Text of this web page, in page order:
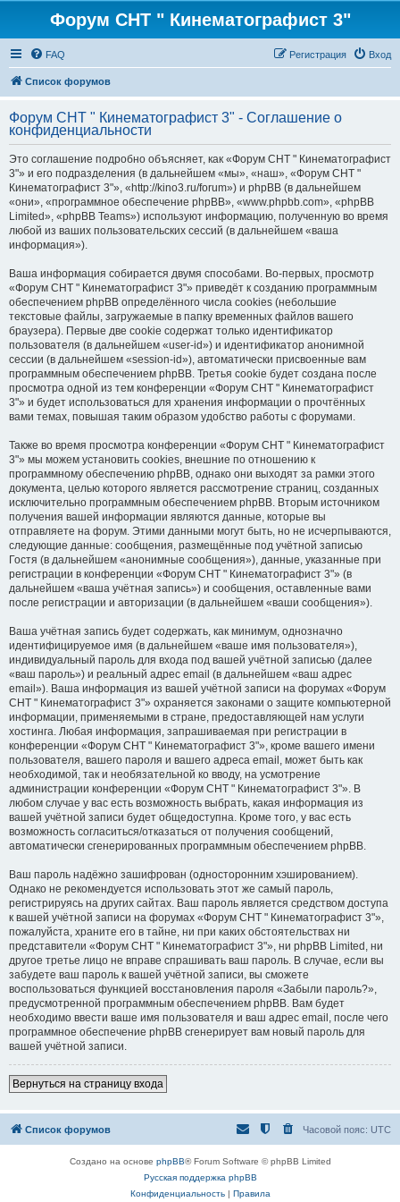
Форум СНТ " Кинематографист 3"
FAQ Вход
Регистрация
Список форумов
Форум СНТ " Кинематографист 3" - Соглашение о
конфиденциальности
Это соглашение подробно объясняет, как «Форум СНТ " Кинематографист
3"» и его подразделения (в дальнейшем «мы», «наш», «Форум СНТ "
Кинематографист 3"», «http://kino3.ru/forum») и phpBB (в дальнейшем
«они», «программное обеспечение phpBB», «www.phpbb.com», «phpBB
Limited», «phpBB Teams») используют информацию, полученную во время
любой из ваших пользовательских сессий (в дальнейшем «ваша
информация»).
Ваша информация собирается двумя способами. Во-первых, просмотр
«Форум СНТ " Кинематографист 3"» приведёт к созданию программным
обеспечением phpBB определённого числа cookies (небольшие
текстовые файлы, загружаемые в папку временных файлов вашего
браузера). Первые две cookie содержат только идентификатор
пользователя (в дальнейшем «user-id») и идентификатор анонимной
сессии (в дальнейшем «session-id»), автоматически присвоенные вам
программным обеспечением phpBB. Третья cookie будет создана после
просмотра одной из тем конференции «Форум СНТ " Кинематографист
3"» и будет использоваться для хранения информации о прочтённых
вами темах, повышая таким образом удобство работы с форумами.
Также во время просмотра конференции «Форум СНТ " Кинематографист
3"» мы можем установить cookies, внешние по отношению к
программному обеспечению phpBB, однако они выходят за рамки этого
документа, целью которого является рассмотрение страниц, созданных
исключительно программным обеспечением phpBB. Вторым источником
получения вашей информации являются данные, которые вы
отправляете на форум. Этими данными могут быть, но не исчерпываются,
следующие данные: сообщения, размещённые под учётной записью
Гостя (в дальнейшем «анонимные сообщения»), данные, указанные при
регистрации в конференции «Форум СНТ " Кинематографист 3"» (в
дальнейшем «ваша учётная запись») и сообщения, оставленные вами
после регистрации и авторизации (в дальнейшем «ваши сообщения»).
Ваша учётная запись будет содержать, как минимум, однозначно
идентифицируемое имя (в дальнейшем «ваше имя пользователя»),
индивидуальный пароль для входа под вашей учётной записью (далее
«ваш пароль») и реальный адрес email (в дальнейшем «ваш адрес
email»). Ваша информация из вашей учётной записи на форумах «Форум
СНТ " Кинематографист 3"» охраняется законами о защите компьютерной
информации, применяемыми в стране, предоставляющей нам услуги
хостинга. Любая информация, запрашиваемая при регистрации в
конференции «Форум СНТ " Кинематографист 3"», кроме вашего имени
пользователя, вашего пароля и вашего адреса email, может быть как
необходимой, так и необязательной ко вводу, на усмотрение
администрации конференции «Форум СНТ " Кинематографист 3"». В
любом случае у вас есть возможность выбрать, какая информация из
вашей учётной записи будет общедоступна. Кроме того, у вас есть
возможность согласиться/отказаться от получения сообщений,
автоматически сгенерированных программным обеспечением phpBB.
Ваш пароль надёжно зашифрован (односторонним хэшированием).
Однако не рекомендуется использовать этот же самый пароль,
регистрируясь на других сайтах. Ваш пароль является средством доступа
к вашей учётной записи на форумах «Форум СНТ " Кинематографист 3"»,
пожалуйста, храните его в тайне, ни при каких обстоятельствах ни
представители «Форум СНТ " Кинематографист 3"», ни phpBB Limited, ни
другое третье лицо не вправе спрашивать ваш пароль. В случае, если вы
забудете ваш пароль к вашей учётной записи, вы сможете
воспользоваться функцией восстановления пароля «Забыли пароль?»,
предусмотренной программным обеспечением phpBB. Вам будет
необходимо ввести ваше имя пользователя и ваш адрес email, после чего
программное обеспечение phpBB сгенерирует вам новый пароль для
вашей учётной записи.
Вернуться на страницу входа
Список форумов Часовой пояс: UTC
Создано на основе phpBB® Forum Software © phpBB Limited
Русская поддержка phpBB
Конфиденциальность| Правила